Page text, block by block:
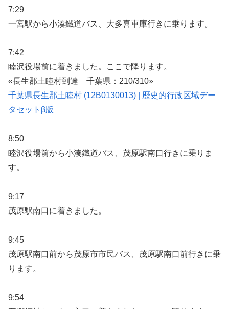
7:29
一宮駅から小湊鐵道バス、大多喜車庫行きに乗ります。
7:42
睦沢役場前に着きました。ここで降ります。
«長生郡土睦村到達 千葉県：210/310»
千葉県長生郡土睦村 (12B0130013) | 歴史的行政区域デー
タセットβ版
8:50
睦沢役場前から小湊鐵道バス、茂原駅南口行きに乗りま
す。
9:17
茂原駅南口に着きました。
9:45
茂原駅南口前から茂原市市民バス、茂原駅南口前行きに乗
ります。
9:54